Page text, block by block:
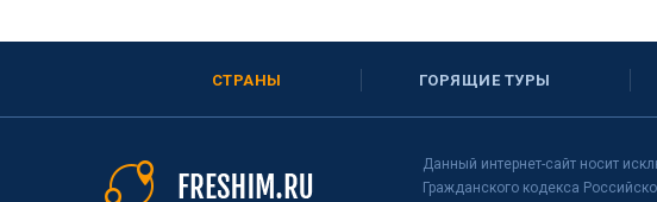
СТРАНЫ ГОРЯЩИЕ ТУРЫ
Данный интернет-сайт носит
Гражданского кодекса